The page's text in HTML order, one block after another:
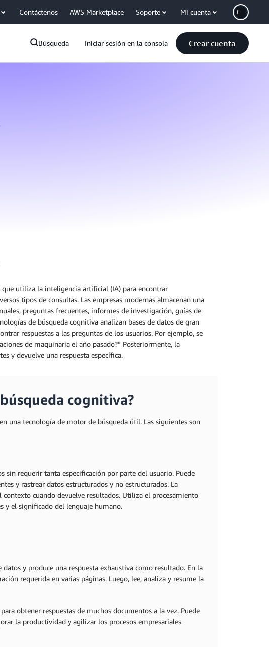
Contáctenos AWS Marketplace Soporte Mi cuenta
Búsqueda Iniciar sesión en la consola Crear cuenta
utiliza la inteligencia artificial (IA) para encontrar
tipos de consultas. Las empresas modernas almacenan una
preguntas frecuentes, informes de investigación, guías de
de búsqueda cognitiva analizan bases de datos de gran
respuestas a las preguntas de los usuarios. Por ejemplo, se
de maquinaria el año pasado?” Posteriormente, la
y devuelve una respuesta específica.
cognitiva?
una tecnología de motor de búsqueda útil. Las siguientes son
sin requerir tanta especificación por parte del usuario. Puede
y rastrear datos estructurados y no estructurados. La
cuando devuelve resultados. Utiliza el procesamiento
y el significado del lenguaje humano.
y produce una respuesta exhaustiva como resultado. En la
requerida en varias páginas. Luego, lee, analiza y resume la
obtener respuestas de muchos documentos a la vez. Puede
la productividad y agilizar los procesos empresariales